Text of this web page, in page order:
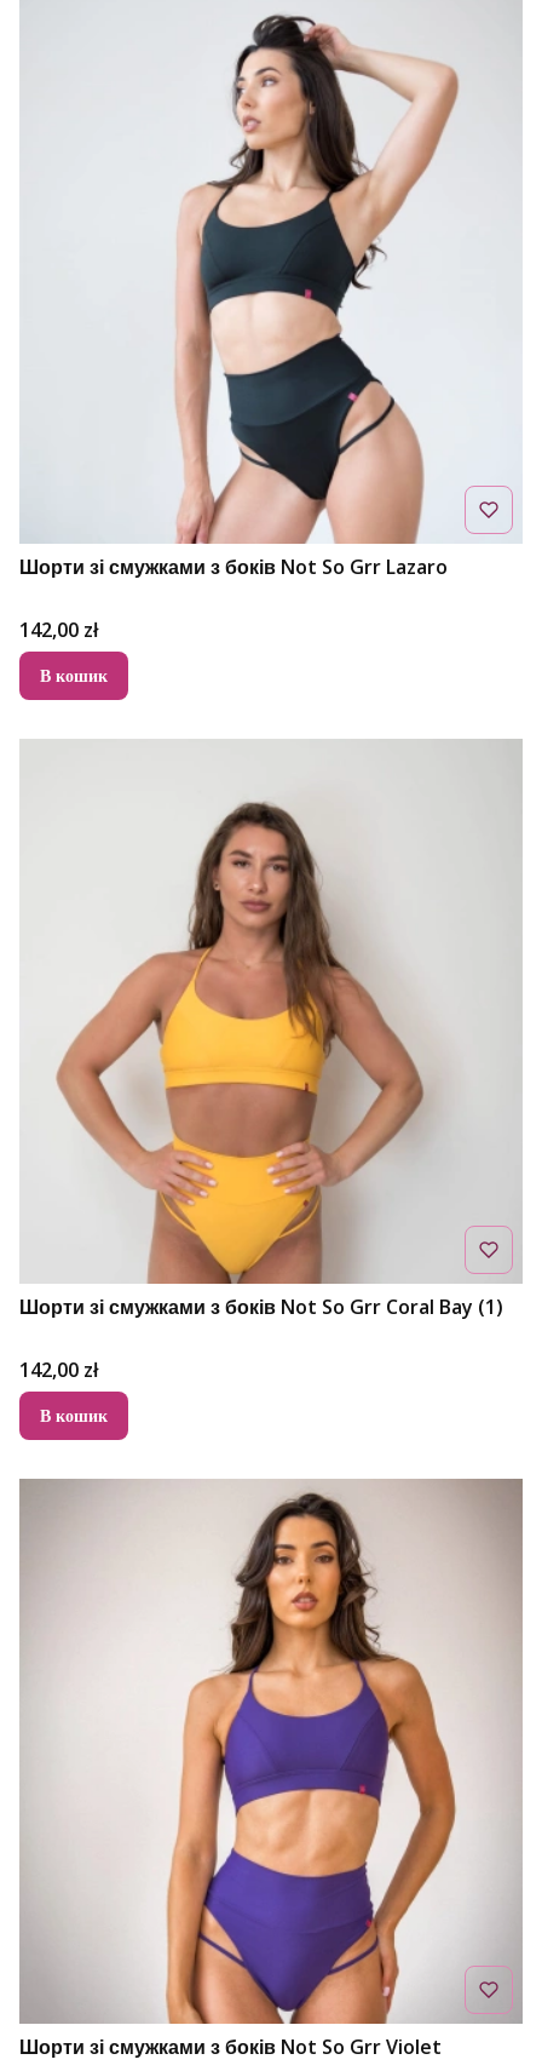
Шорти зі смужками з боків Not So Grr Lazaro
Ціна
142,00 zł
В кошик
Шорти зі смужками з боків Not So Grr Coral Bay (1)
Ціна
142,00 zł
В кошик
Шорти зі смужками з боків Not So Grr Violet